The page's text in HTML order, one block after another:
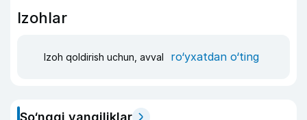
Izohlar
Izoh qoldirish uchun, avval ro‘yxatdan o‘ting
So‘nggi yangiliklar